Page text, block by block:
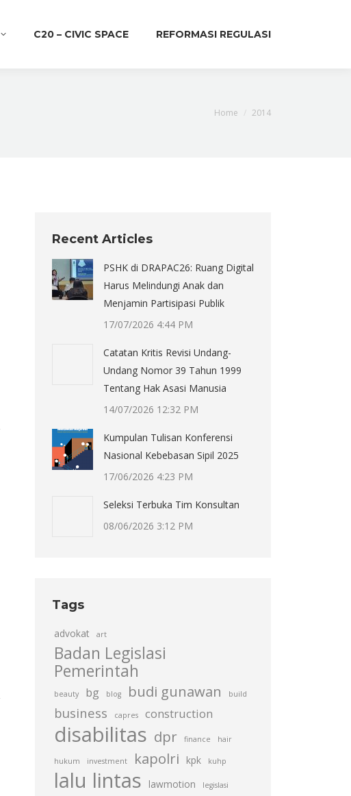
C20 – CIVIC SPACE REFORMASI REGULASI
You are here:
Home 2014
Recent Articles
PSHK di DRAPAC26: Ruang Digital
Harus Melindungi Anak dan
Menjamin Partisipasi Publik
17/07/2026 4:44 PM
Catatan Kritis Revisi Undang-
Undang Nomor 39 Tahun 1999
Tentang Hak Asasi Manusia
14/07/2026 12:32 PM
Kumpulan Tulisan Konferensi
Nasional Kebebasan Sipil 2025
17/06/2026 4:23 PM
Seleksi Terbuka Tim Konsultan
08/06/2026 3:12 PM
Tags
advokat art
Badan Legislasi
Pemerintah
beauty bg blog budi gunawan build
business capres construction
disabilitas dpr finance hair
hukum investment kapolri kpk kuhp
lalu lintas lawmotion legislasi